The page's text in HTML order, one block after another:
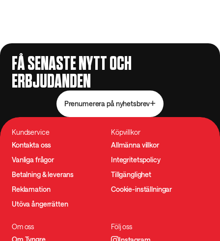
FÅ SENASTE NYTT OCH
ERBJUDANDEN
Prenumerera på nyhetsbrev
Kundservice
Kontakta oss
Vanliga frågor
Betalning & leverans
Reklamation
Utöva ångerrätten
Köpvillkor
Allmänna villkor
Integritetspolicy
Tillgänglighet
Cookie-inställningar
Om oss
Om Tyngre
Följ oss